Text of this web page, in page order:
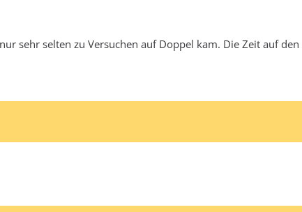
sehr selten zu Versuchen auf Doppel kam. Die Zeit auf